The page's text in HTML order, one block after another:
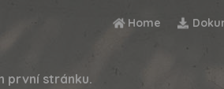
Home
první stránku.